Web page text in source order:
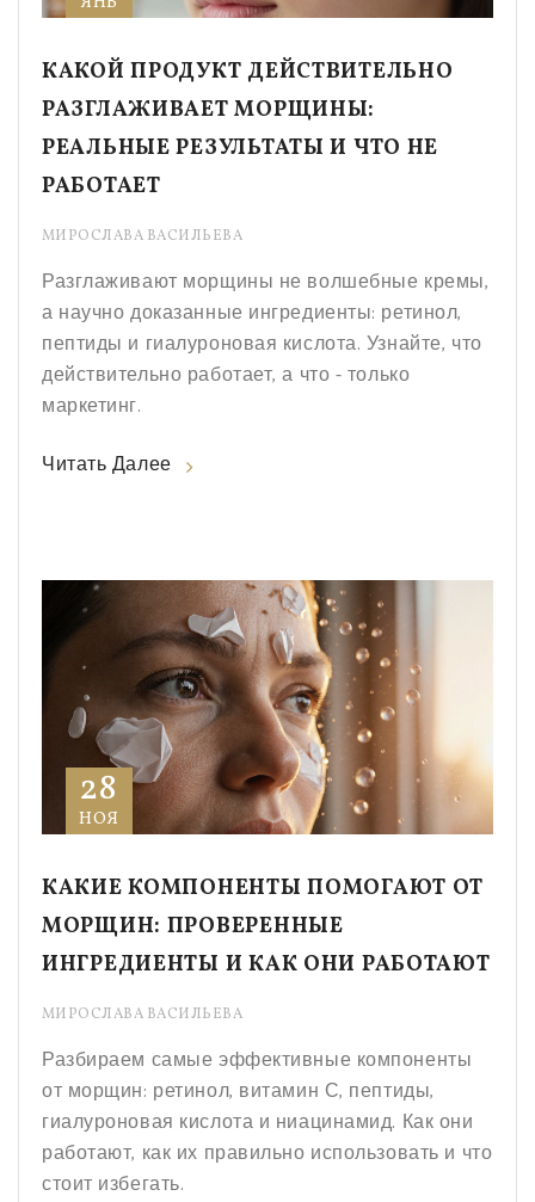
КАКОЙ ПРОДУКТ ДЕЙСТВИТЕЛЬНО
РАЗГЛАЖИВАЕТ МОРЩИНЫ:
РЕАЛЬНЫЕ РЕЗУЛЬТАТЫ И ЧТО НЕ
РАБОТАЕТ
МИРОСЛАВА ВАСИЛЬЕВА
Разглаживают морщины не волшебные кремы,
а научно доказанные ингредиенты: ретинол,
пептиды и гиалуроновая кислота. Узнайте, что
действительно работает, а что - только
маркетинг.
Читать Далее
28
НОЯ
КАКИЕ КОМПОНЕНТЫ ПОМОГАЮТ ОТ
МОРЩИН: ПРОВЕРЕННЫЕ
ИНГРЕДИЕНТЫ И КАК ОНИ РАБОТАЮТ
МИРОСЛАВА ВАСИЛЬЕВА
Разбираем самые эффективные компоненты
от морщин: ретинол, витамин С, пептиды,
гиалуроновая кислота и ниацинамид. Как они
работают, как их правильно использовать и что
стоит избегать.